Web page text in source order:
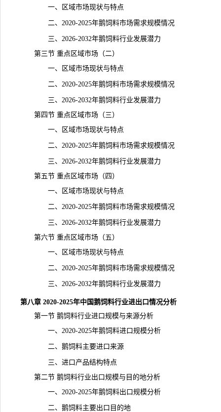
一、区域市场现状与特点
二、2020-2025年鹅饲料市场需求规模情况
三、2026-2032年鹅饲料行业发展潜力
第三节 重点区域市场（二）
一、区域市场现状与特点
二、2020-2025年鹅饲料市场需求规模情况
三、2026-2032年鹅饲料行业发展潜力
第四节 重点区域市场（三）
一、区域市场现状与特点
二、2020-2025年鹅饲料市场需求规模情况
三、2026-2032年鹅饲料行业发展潜力
第五节 重点区域市场（四）
一、区域市场现状与特点
二、2020-2025年鹅饲料市场需求规模情况
三、2026-2032年鹅饲料行业发展潜力
第六节 重点区域市场（五）
一、区域市场现状与特点
二、2020-2025年鹅饲料市场需求规模情况
三、2026-2032年鹅饲料行业发展潜力
第八章 2020-2025年中国鹅饲料行业进出口情况分析
第一节 鹅饲料行业进口规模与来源分析
一、2020-2025年鹅饲料进口规模分析
二、鹅饲料主要进口来源
三、进口产品结构特点
第二节 鹅饲料行业出口规模与目的地分析
一、2020-2025年鹅饲料出口规模分析
二、鹅饲料主要出口目的地